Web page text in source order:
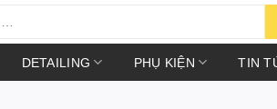
DETAILING PHỤ KIỆN TIN